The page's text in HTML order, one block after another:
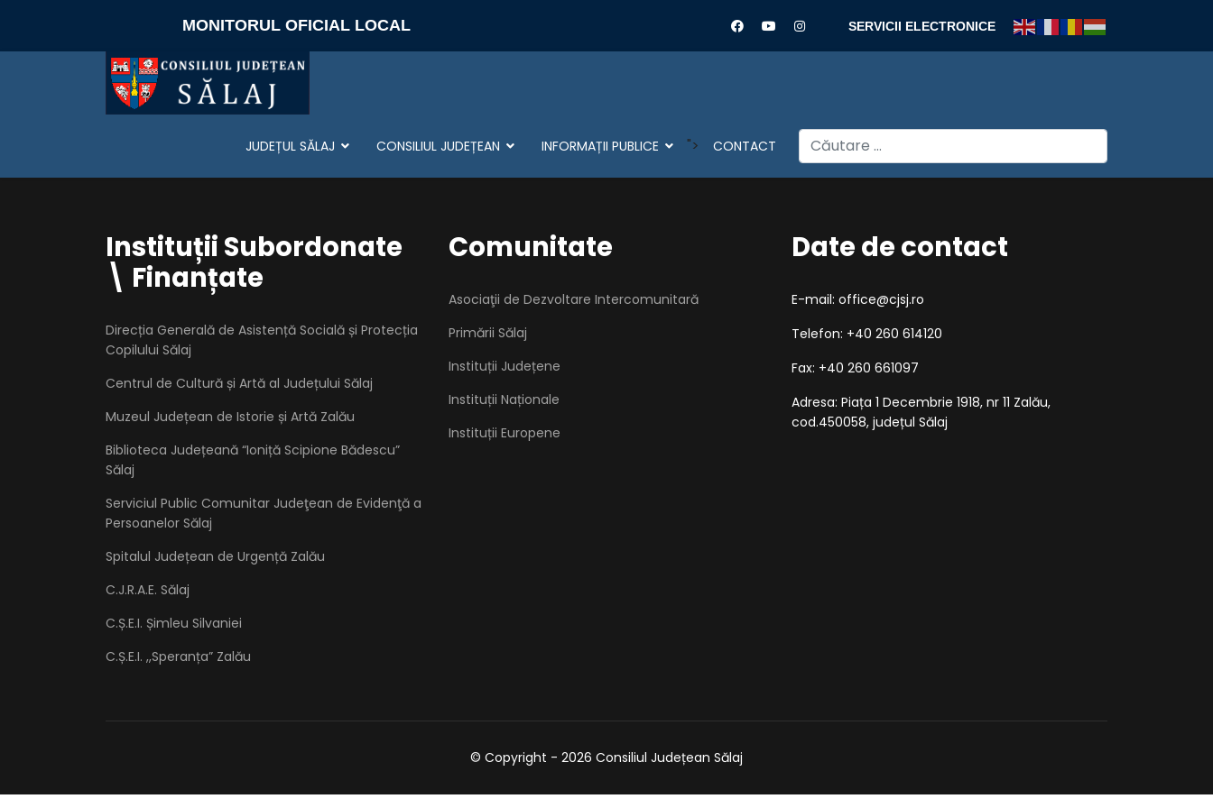
MONITORUL OFICIAL LOCAL SERVICII ELECTRONICE
JUDEȚUL SĂLAJ CONSILIUL JUDEȚEAN INFORMAȚII PUBLICE "> CONTACT Cautare
Instituții Subordonate
\ Finanțate
Direcția Generală de Asistență Socială și Protecția
Copilului Sălaj
Centrul de Cultură și Artă al Județului Sălaj
Muzeul Județean de Istorie și Artă Zalău
Biblioteca Județeană “Ioniță Scipione Bădescu”
Sălaj
Serviciul Public Comunitar Judeţean de Evidenţă a
Persoanelor Sălaj
Spitalul Județean de Urgență Zalău
C.J.R.A.E. Sălaj
C.Ș.E.I. Șimleu Silvaniei
C.Ș.E.I. ,,Speranța” Zalău
Comunitate
Asociaţii de Dezvoltare Intercomunitară
Primării Sălaj
Instituții Județene
Instituții Naționale
Instituții Europene
Date de contact
E-mail: office@cjsj.ro
Telefon: +40 260 614120
Fax: +40 260 661097
Adresa: Piața 1 Decembrie 1918, nr 11 Zalău,
cod.450058, județul Sălaj
© Copyright - 2026 Consiliul Județean Sălaj